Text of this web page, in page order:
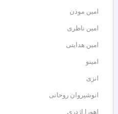
امین موذن
امین ناظری
امین هدایتی
امینو
انزی
انوشیروان روحانی
اهورا اژدری